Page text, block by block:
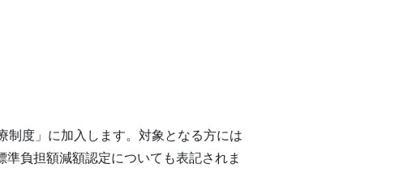
度」に加入します。対象となる方には
負担額減額認定についても表記されま